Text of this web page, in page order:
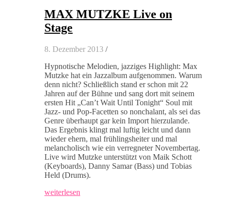
MAX MUTZKE Live on
Stage
8. Dezember 2013 /
Hypnotische Melodien, jazziges Highlight: Max
Mutzke hat ein Jazzalbum aufgenommen. Warum
denn nicht? Schließlich stand er schon mit 22
Jahren auf der Bühne und sang dort mit seinem
ersten Hit „Can’t Wait Until Tonight“ Soul mit
Jazz- und Pop-Facetten so nonchalant, als sei das
Genre überhaupt gar kein Import hierzulande.
Das Ergebnis klingt mal luftig leicht und dann
wieder ehern, mal frühlingsheiter und mal
melancholisch wie ein verregneter Novembertag.
Live wird Mutzke unterstützt von Maik Schott
(Keyboards), Danny Samar (Bass) und Tobias
Held (Drums).
weiterlesen